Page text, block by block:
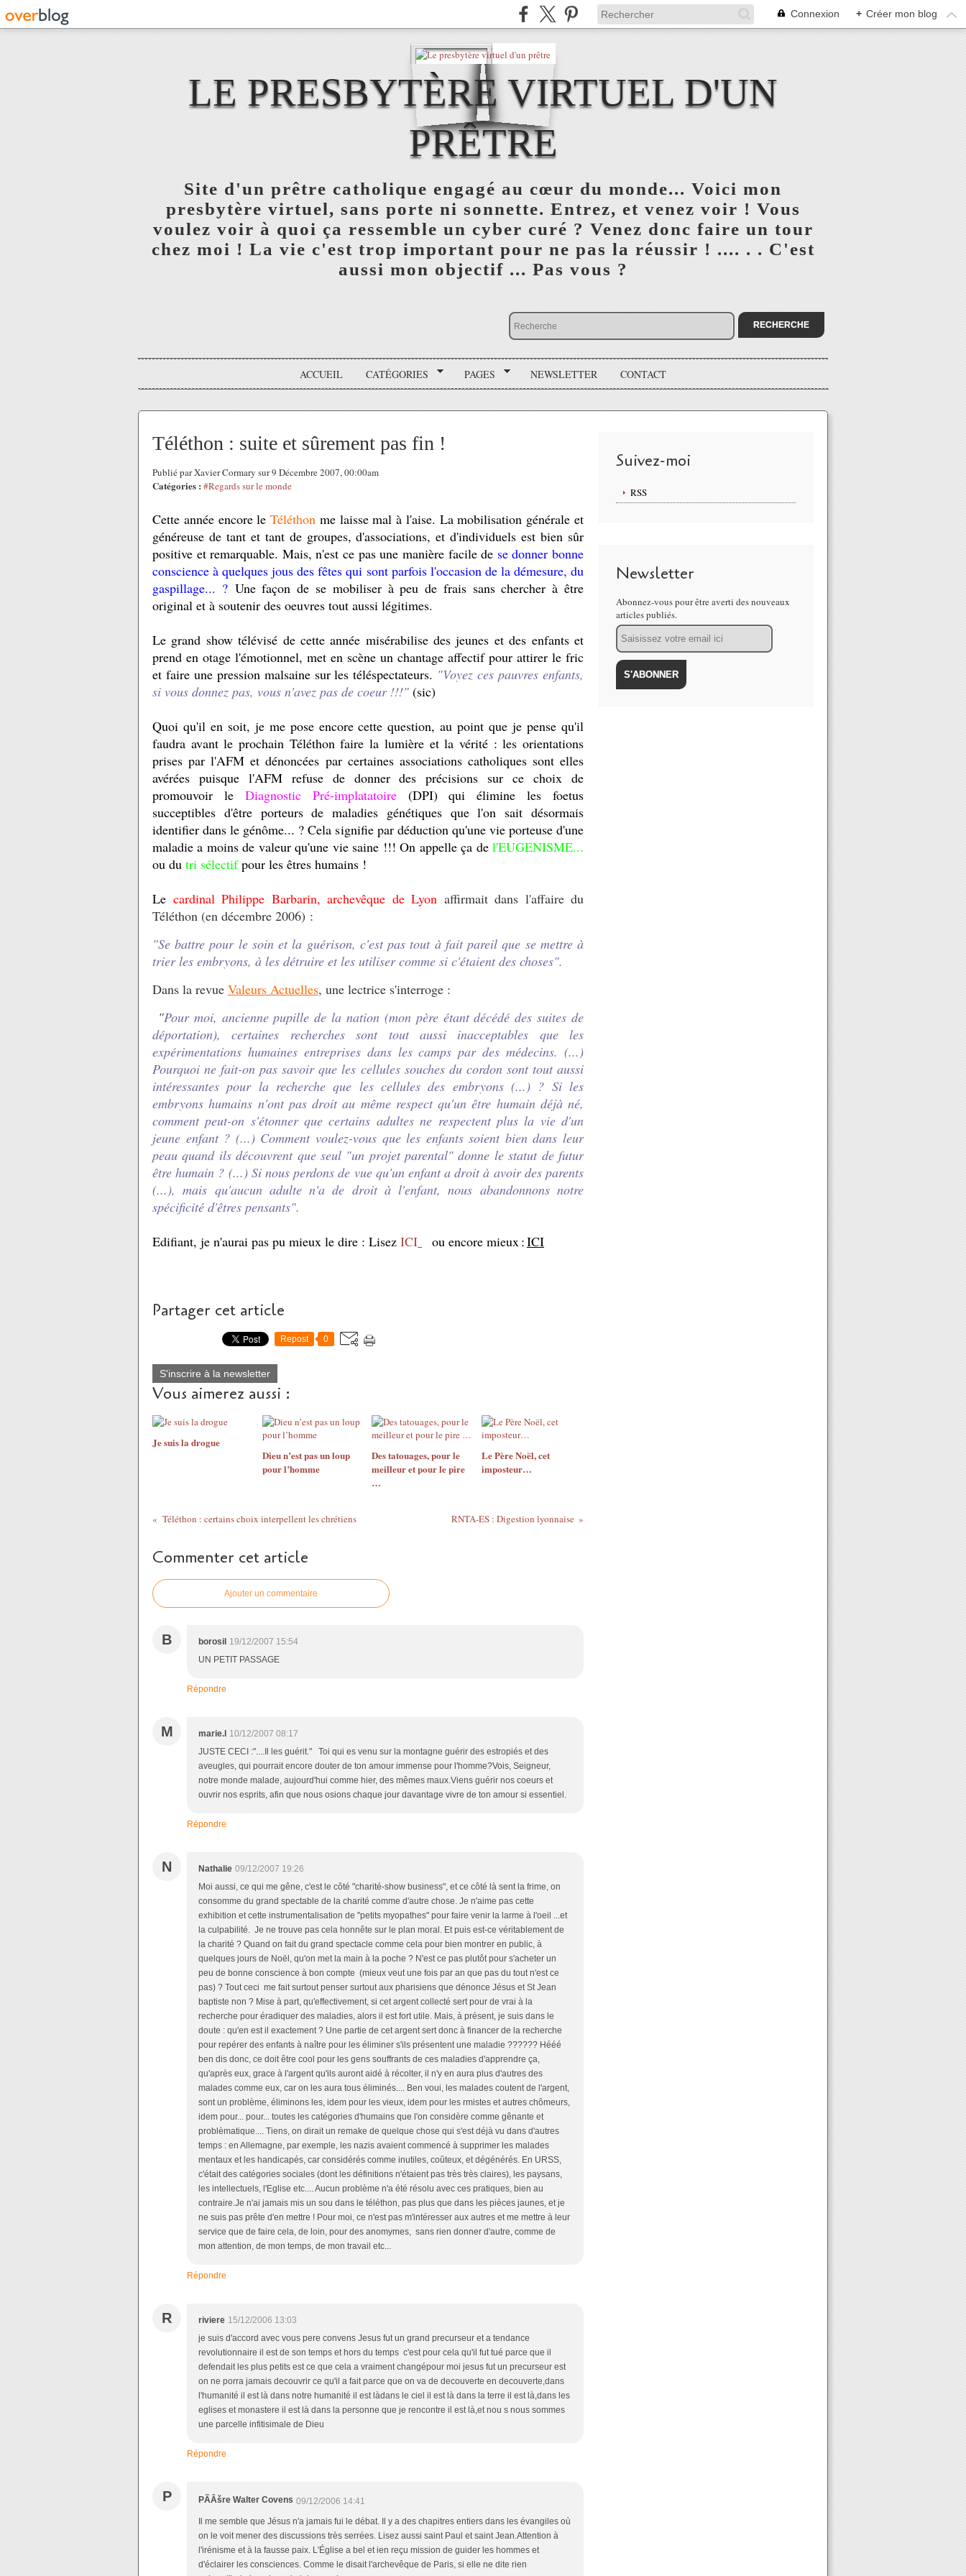
Connexion + Créer mon blog
LE PRESBYTÈRE VIRTUEL D'UN
PRÊTRE
Site d'un prêtre catholique engagé au cœur du monde... Voici mon
presbytère virtuel, sans porte ni sonnette. Entrez, et venez voir ! Vous
voulez voir à quoi ça ressemble un cyber curé ? Venez donc faire un tour
chez moi ! La vie c'est trop important pour ne pas la réussir ! .... . . C'est
aussi mon objectif ... Pas vous ?
ACCUEIL CATÉGORIES PAGES NEWSLETTER CONTACT
Téléthon : suite et sûrement pas fin !
Publié par Xavier Cormary sur 9 Décembre 2007, 00:00am
Catégories : #Regards sur le monde
Cette année encore le Téléthon me laisse mal à l'aise. La mobilisation générale et
généreuse de tant et tant de groupes, d'associations, et d'individuels est bien sûr
positive et remarquable. Mais, n'est ce pas une manière facile de se donner bonne
conscience à quelques jous des fêtes qui sont parfois l'occasion de la démesure, du
gaspillage... ?Une façon de se mobiliser à peu de frais sans chercher à être
original et à soutenir des oeuvres tout aussi légitimes.
Le grand show télévisé de cette année misérabilise des jeunes et des enfants et
prend en otage l'émotionnel, met en scène un chantage affectif pour attirer le fric
et faire une pression malsaine sur les téléspectateurs. "Voyez ces pauvres enfants,
si vous donnez pas, vous n'avez pas de coeur !!!" (sic)
Quoi qu'il en soit, je me pose encore cette question, au point que je pense qu'il
faudra avant le prochain Téléthon faire la lumière et la vérité : les orientations
prises par l'AFM et dénoncées par certaines associations catholiques sont elles
avérées puisque l'AFM refuse de donner des précisions sur ce choix de
promouvoir le
Diagnostic Pré-implatatoire
(DPI) qui élimine les foetus
succeptibles d'être porteurs de maladies génétiques que l'on sait désormais
identifier dans le génôme... ? Cela signifie par déduction qu'une vie porteuse d'une
maladie a moins de valeur qu'une vie saine !!! On appelle ça de l'EUGENISME...
ou du tri sélectifpour les êtres humains !
Le cardinal Philippe Barbarin, archevêque de Lyon affirmait dans l'affaire du
Téléthon (en décembre 2006) :
"Se battre pour le soin et la guérison, c'est pas tout à fait pareil que se mettre à
trier les embryons, à les détruire et les utiliser comme si c'étaient des choses".
Dans la revue Valeurs Actuelles, une lectrice s'interroge :
"Pour moi, ancienne pupille de la nation (mon père étant décédé des suites de
déportation), certaines recherches sont tout aussi inacceptables que les
expérimentations humaines entreprises dans les camps par des médecins. (...)
Pourquoi ne fait-on pas savoir que les cellules souches du cordon sont tout aussi
intéressantes pour la recherche que les cellules des embryons (...) ? Si les
embryons humains n'ont pas droit au même respect qu'un être humain déjà né,
comment peut-on s'étonner que certains adultes ne respectent plus la vie d'un
jeune enfant ? (...) Comment voulez-vous que les enfants soient bien dans leur
peau quand ils découvrent que seul "un projet parental" donne le statut de futur
être humain ? (...) Si nous perdons de vue qu'un enfant a droit à avoir des parents
(...), mais qu'aucun adulte n'a de droit à l'enfant, nous abandonnons notre
spécificité d'êtres pensants".
Edifiant, je n'aurai pas pu mieux le dire : Lisez ICI ou encore mieux:ICI
Partager cet article
Repost 0
S'inscrire à la newsletter
Vous aimerez aussi :
Je suis la drogue
Dieu n’est pas un loup
pour l’homme
Des tatouages, pour le
meilleur et pour le pire
…
Le Père Noël, cet
imposteur…
Téléthon : certains choix interpellent les chrétiens RNTA-ES : Digestion lyonnaise
Commenter cet article
Ajouter un commentaire
B borosil 19/12/2007 15:54
UN PETIT PASSAGE
Répondre
M marie.l 10/12/2007 08:17
JUSTE CECI :"....Il les guérit." Toi qui es venu sur la montagne guérir des estropiés et des
aveugles, qui pourrait encore douter de ton amour immense pour l'homme?Vois, Seigneur,
notre monde malade, aujourd'hui comme hier, des mêmes maux.Viens guérir nos coeurs et
ouvrir nos esprits, afin que nous osions chaque jour davantage vivre de ton amour si essentiel.
Répondre
N Nathalie 09/12/2007 19:26
Moi aussi, ce qui me gêne, c'est le côté "charité-show business", et ce côté là sent la frime, on
consomme du grand spectable de la charité comme d'autre chose. Je n'aime pas cette
exhibition et cette instrumentalisation de "petits myopathes" pour faire venir la larme à l'oeil ...et
la culpabilité. Je ne trouve pas cela honnête sur le plan moral. Et puis est-ce véritablement de
la charité ? Quand on fait du grand spectacle comme cela pour bien montrer en public, à
quelques jours de Noël, qu'on met la main à la poche ? N'est ce pas plutôt pour s'acheter un
peu de bonne conscience à bon compte (mieux veut une fois par an que pas du tout n'est ce
pas) ? Tout ceci me fait surtout penser surtout aux pharisiens que dénonce Jésus et St Jean
baptiste non ? Mise à part, qu'effectivement, si cet argent collecté sert pour de vrai à la
recherche pour éradiquer des maladies, alors il est fort utile. Mais, à présent, je suis dans le
doute : qu'en est il exactement ? Une partie de cet argent sert donc à financer de la recherche
pour repérer des enfants à naître pour les éliminer s'ils présentent une maladie ?????? Hééé
ben dis donc, ce doit être cool pour les gens souffrants de ces maladies d'apprendre ça,
qu'après eux, grace à l'argent qu'ils auront aidé à récolter, il n'y en aura plus d'autres des
malades comme eux, car on les aura tous éliminés.... Ben voui, les malades coutent de l'argent,
sont un problème, éliminons les, idem pour les vieux, idem pour les rmistes et autres chômeurs,
idem pour... pour... toutes les catégories d'humains que l'on considère comme gênante et
problèmatique.... Tiens, on dirait un remake de quelque chose qui s'est déjà vu dans d'autres
temps : en Allemagne, par exemple, les nazis avaient commencé à supprimer les malades
mentaux et les handicapés, car considérés comme inutiles, coûteux, et dégénérés. En URSS,
c'était des catégories sociales (dont les définitions n'étaient pas très très claires), les paysans,
les intellectuels, l'Eglise etc.... Aucun problème n'a été résolu avec ces pratiques, bien au
contraire.Je n'ai jamais mis un sou dans le téléthon, pas plus que dans les pièces jaunes, et je
ne suis pas prête d'en mettre ! Pour moi, ce n'est pas m'intéresser aux autres et me mettre à leur
service que de faire cela, de loin, pour des anomymes, sans rien donner d'autre, comme de
mon attention, de mon temps, de mon travail etc...
Répondre
R riviere 15/12/2006 13:03
je suis d'accord avec vous pere convens Jesus fut un grand precurseur et a tendance
revolutionnaire il est de son temps et hors du temps c'est pour cela qu'il fut tué parce que il
defendait les plus petits est ce que cela a vraiment changépour moi jesus fut un precurseur est
on ne porra jamais decouvrir ce qu'il a fait parce que on va de decouverte en decouverte,dans
l'humanité il est là dans notre humanité il est làdans le ciel il est là dans la terre il est là,dans les
eglises et monastere il est là dans la personne que je rencontre il est là,et nou s nous sommes
une parcelle infitisimale de Dieu
Répondre
P PÃÂšre Walter Covens 09/12/2006 14:41
Il me semble que Jésus n'a jamais fui le débat. Il y a des chapitres entiers dans les évangiles où
on le voit mener des discussions très serrées. Lisez aussi saint Paul et saint Jean.Attention à
l'irénisme et à la fausse paix. L'Église a bel et ien reçu mission de guider les hommes et
d'éclairer les consciences. Comme le disait l'archevêque de Paris, si elle ne dite rien
Suivez-moi
RSS
Newsletter
Abonnez-vous pour être averti des nouveaux
articles publiés.
Email